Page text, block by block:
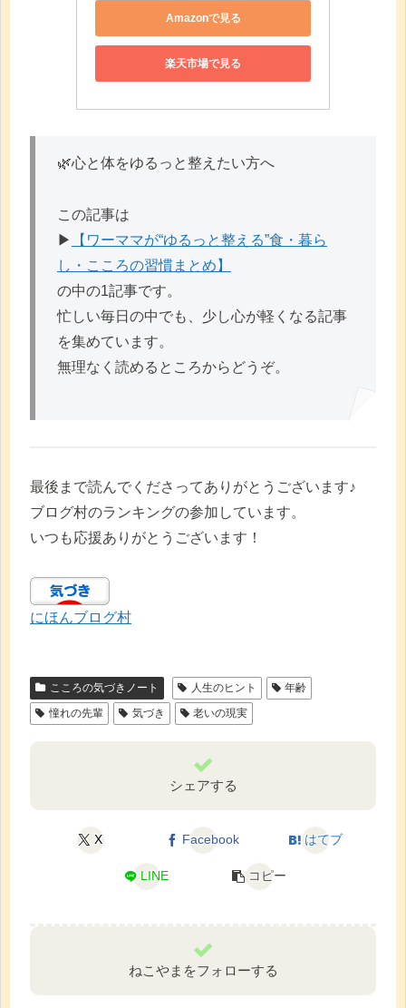
Amazonで見る
楽天市場で見る
🌿心と体をゆるっと整えたい方へ
この記事は
▶︎
【ワーママが“ゆるっと整える”食・暮ら
し・こころの習慣まとめ】
の中の1記事です。
忙しい毎日の中でも、少し心が軽くなる記事
を集めています。
無理なく読めるところからどうぞ。
最後まで読んでくださってありがとうございます♪
ブログ村のランキングの参加しています。
いつも応援ありがとうございます！
にほんブログ村
こころの気づきノート 人生のヒント
年齢
憧れの先輩
気づき 老いの現実
シェアする
X Facebook はてブ
LINE コピー
ねこやまをフォローする